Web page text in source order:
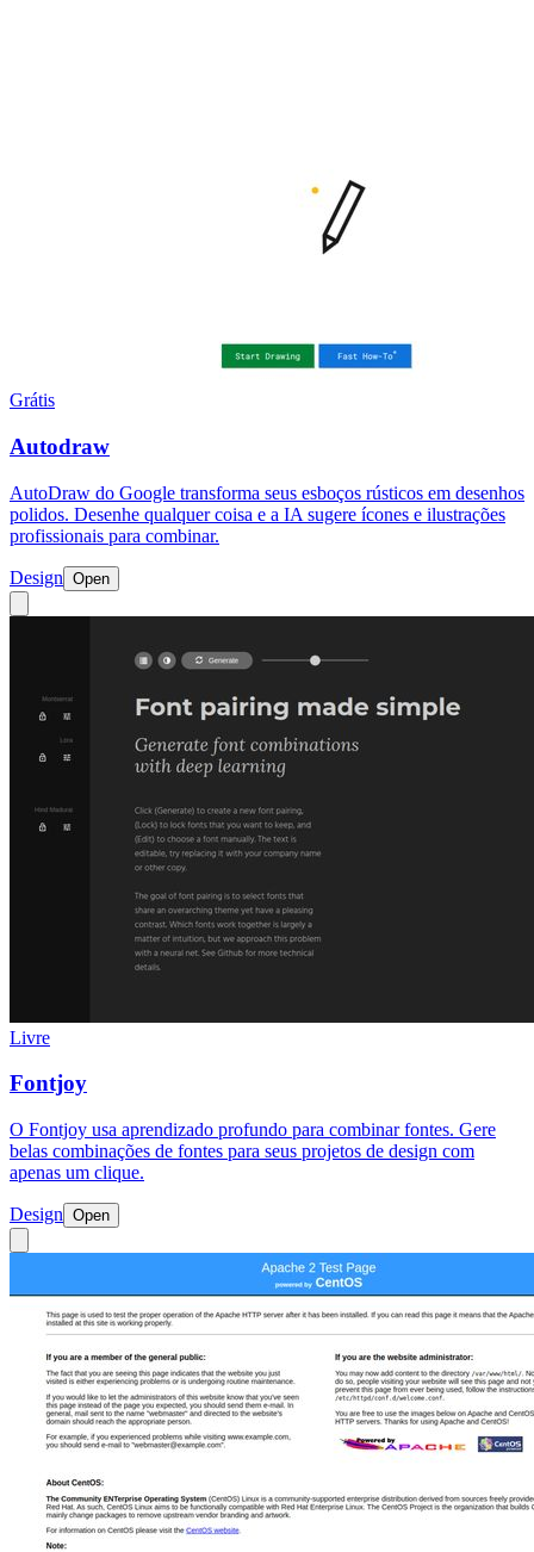
Grátis
Autodraw
AutoDraw do Google transforma seus esboços rústicos em desenhos
polidos. Desenhe qualquer coisa e a IA sugere ícones e ilustrações
profissionais para combinar.
Design Open
Livre
Fontjoy
O Fontjoy usa aprendizado profundo para combinar fontes. Gere
belas combinações de fontes para seus projetos de design com
apenas um clique.
Design Open